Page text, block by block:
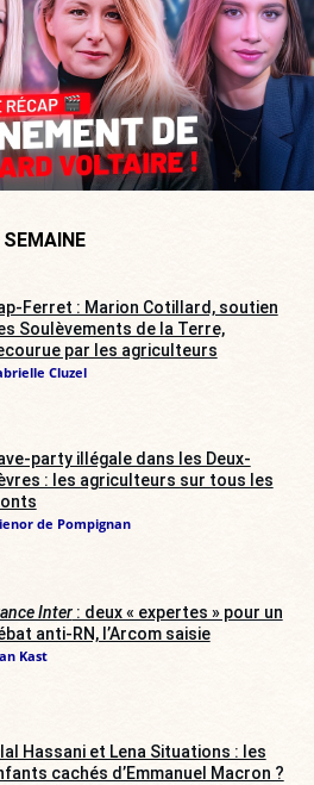
Ferret : Marion Cotillard, soutien
Soulèvements de la Terre,
par les agriculteurs
Cluzel
party illégale dans les Deux-
: les agriculteurs sur tous les
de Pompignan
Inter: deux « expertes » pour un
anti-RN, l’Arcom saisie
Kast
Hassani et Lena Situations : les
cachés d’Emmanuel Macron ?